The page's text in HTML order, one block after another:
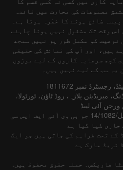
مصنوعات کی تجارت میں فائدہ
ضائع ہونے کا خطرہ ہوتا ہے۔
اس وقت تک مشغول نہیں ہونا چاہئے
نوعیت کو مکمل طور پر نہیں سمجھ
ہیں، اور آپ کی نمائش کی حقیقی
کچھ سرمایہ کاروں کے لیے موزوں
یہ سب کے لیے نہیں ہیں۔
نمبر 1811672
میریڈیئن پلازہ، روڈ ٹاؤن، ٹورٹولا،
آئی لینڈ
لائسنس نمبر ایس آئی بی اے/ایل/14/1082 جو بی وی آئی ایف ایس سی
جاری کیا گیا ہے
کے تحت فراہم کی جاتی ہیں جو ایک
ٹریڈ مارک ہے
رائٹ © 2007-2026 انسٹا فاریکس۔ جملہ حقوق محفوظ ہیں.